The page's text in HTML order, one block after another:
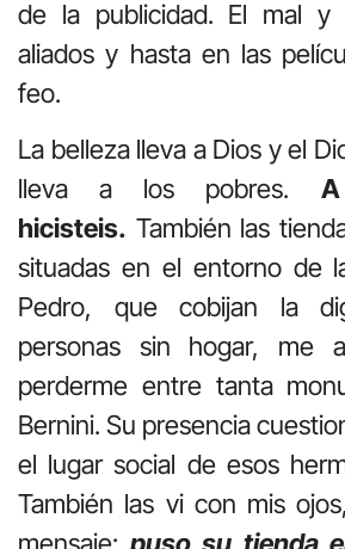
de la publicidad. El mal y
aliados y hasta en las
feo.
La belleza lleva a Dios y el
lleva a los pobres.
hicisteis. También las
situadas en el entorno de
Pedro, que cobijan la
personas sin hogar, me
perderme entre tanta
Bernini. Su presencia
el lugar social de esos
También las vi con mis